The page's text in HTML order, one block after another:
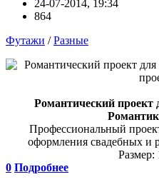
24-07-2014, 19:34
864
Футажи /Разные
Романтический
Профессиональный
оформления свадебных и
Размер:
0 Подробнее